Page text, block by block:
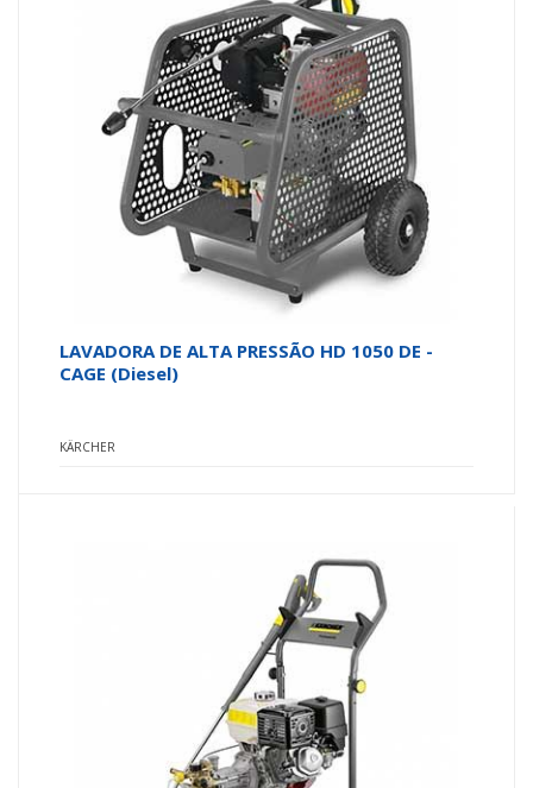
LAVADORA DE ALTA PRESSÃO HD 1050 DE -
CAGE (Diesel)
KÄRCHER